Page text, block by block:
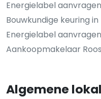
Energielabel
Bouwkundige keuring
Energielabel
Aankoopmakelaar
Algemene